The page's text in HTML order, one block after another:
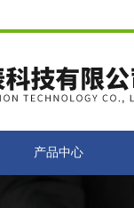
产品中心